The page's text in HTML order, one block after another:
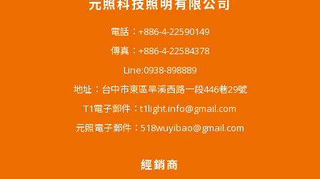
電話：+886-4-22590149
傳真：+886-4-22584378
Line:0938-898889
地址：台中市東區旱溪西路一段446巷29號
T1電子郵件：t1light.info@gmail.com
元照電子郵件：518wuyibao@gmail.com
經銷商